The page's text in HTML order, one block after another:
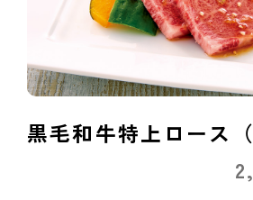
黒毛和牛特上ロース（